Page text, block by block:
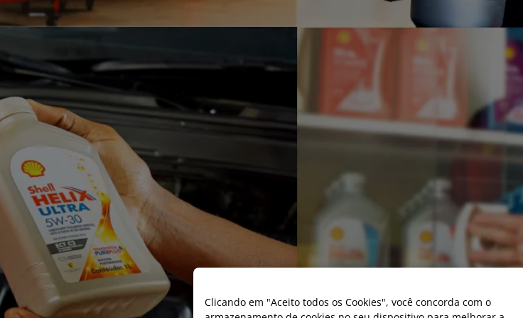
Clicando em "Aceito todos os Cookies", você concorda com o